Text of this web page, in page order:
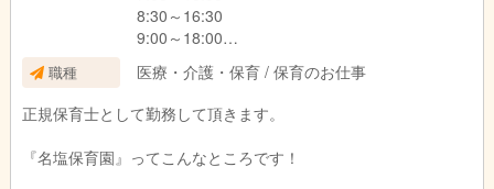
8:30～16:30
9:00～18:00
10:00～19:00
職種
医療・介護・保育 / 保育のお仕事
正規保育士として勤務して頂きます。
『名塩保育園』ってこんなところです！